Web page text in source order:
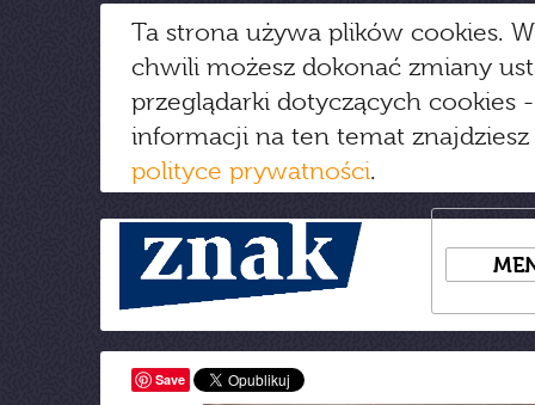
Ta strona używa plików cookies.
chwili możesz dokonać zmiany
przeglądarki dotyczących cookies
informacji na ten temat
polityce prywatności.
Save